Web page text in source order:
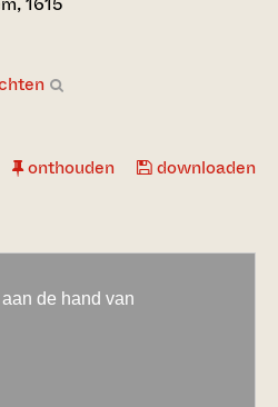
onthouden downloaden